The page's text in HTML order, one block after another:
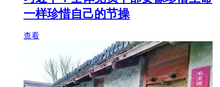
一样珍惜自己的节操
查看